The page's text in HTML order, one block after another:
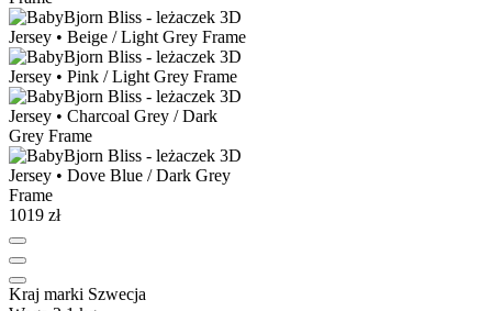
1019 zł
Kraj marki Szwecja